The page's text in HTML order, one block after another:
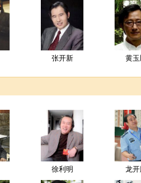
张开新 黄玉
徐利明 龙开